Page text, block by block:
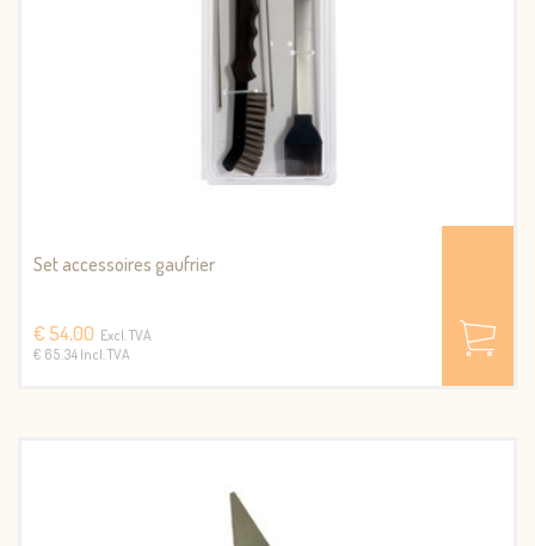
Set accessoires gaufrier
€ 54,00 Excl. TVA
€ 65.34 Incl. TVA